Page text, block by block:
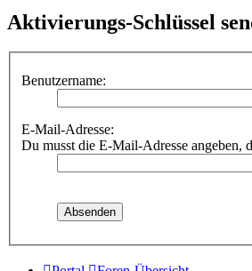
Aktivierungs-Schlüssel
Benutzername:
E-Mail-Adresse:
Du musst die E-Mail-Adresse angeben,